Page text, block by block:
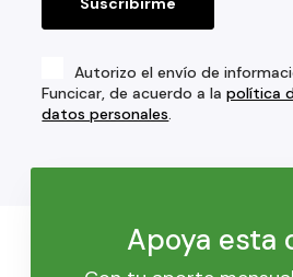
Autorizo el envío de
Funcicar, de acuerdo a lapolítica
datos personales.
Apoya esta